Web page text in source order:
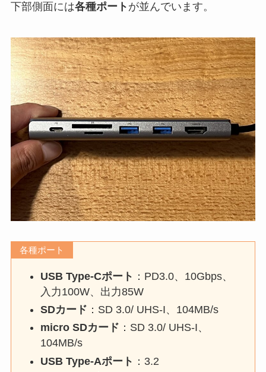
下部側面には各種ポート が並んでいます。
各種ポート
USB Type-Cポート ：PD3.0、10Gbps、
入力100W、出力85W
SDカード ：SD 3.0/ UHS-I、104MB/s
micro SDカード ：SD 3.0/ UHS-I、
104MB/s
USB Type-Aポート ：3.2